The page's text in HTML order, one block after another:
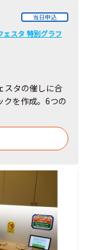
当日申込
スタ 特別グラフ
スタの催しに合
クを作成。6つの